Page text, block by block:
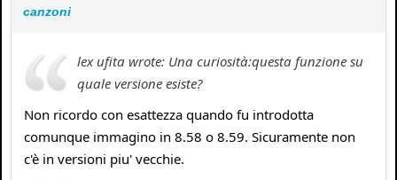
canzoni
lex ufita wrote: Una curiosità:questa funzione su
quale versione esiste?
Non ricordo con esattezza quando fu introdotta
comunque immagino in 8.58 o 8.59. Sicuramente non
c'è in versioni piu' vecchie.